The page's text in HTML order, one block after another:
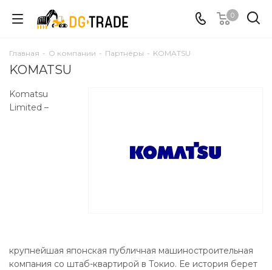
0
Главная - О компании - Партнёры - KOMATSU
KOMATSU
Komatsu
Limited –
крупнейшая японская публичная машиностроительная
компания со штаб-квартирой в Токио. Ее история берет